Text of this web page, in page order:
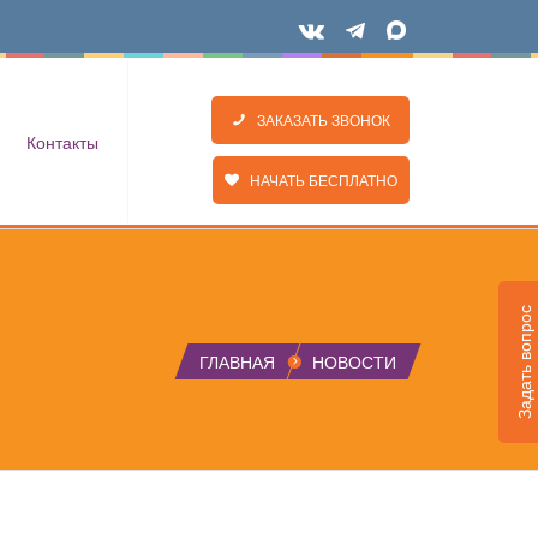
Контакты
ЗАКАЗАТЬ ЗВОНОК
НАЧАТЬ БЕСПЛАТНО
ГЛАВНАЯ НОВОСТИ Задать вопрос